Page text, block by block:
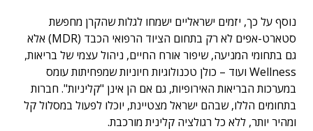
נוסף על כך, יזמים ישראליים ישמחו לגלות שהקרן מחפשת
סטארט-אפים לא רק בתחום הציוד הרפואי הכבד (MDR) אלא
גם בתחומי המניעה, שיפור אורח החיים, ניהול עצמי של בריאות,
Wellness ועוד – כולן טכנולוגיות חיוניות שמפחיתות עומס
במערכות הבריאות האירופיות, גם אם הן אינן "קליניות". חברות
בתחומים הללו, שבהם ישראל מצטיינת, יוכלו לפעול במסלול קל
ומהיר יותר, ללא כל רגולציה קלינית מורכבת.